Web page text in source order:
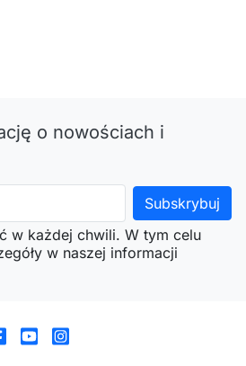
o nowościach i
w każdej chwili. W tym celu
w naszej informacji